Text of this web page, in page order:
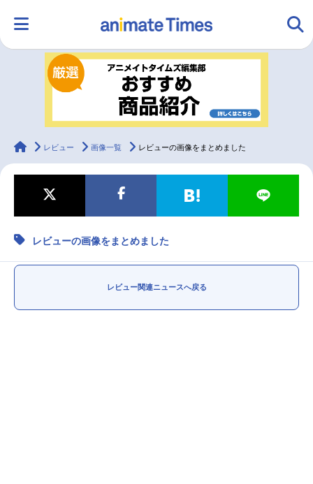
ランキング アニメ
ラジオ みんなの声
マンガ・ラノベ ゲーム・アプリ 音楽 コスプレ
2.5次元 配信・Vtuber
animateTimes
レビュー 画像一覧 レビューの画像をまとめました
レビューの画像をまとめました
レビュー関連ニュースへ戻る